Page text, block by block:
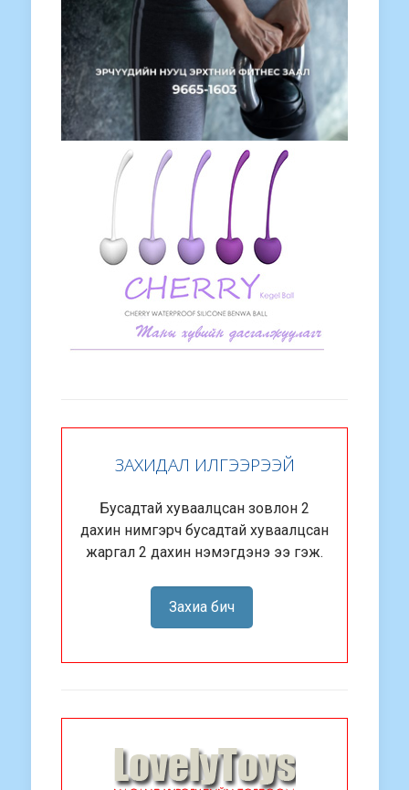
ЗАХИДАЛ ИЛГЭЭРЭЭЙ
Бусадтай хуваалцсан зовлон 2
дахин нимгэрч бусадтай хуваалцсан
жаргал 2 дахин нэмэгдэнэ ээ гэж.
Захиа бич